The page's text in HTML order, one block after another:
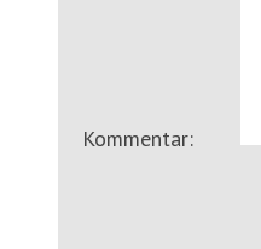
Kommentar: